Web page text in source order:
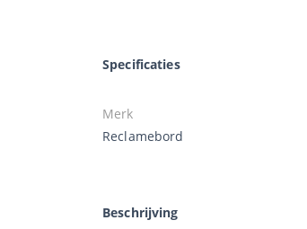
Specificaties
Merk
Reclamebord
Beschrijving